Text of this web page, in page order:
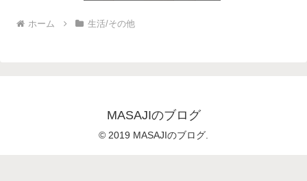
ホーム 生活/その他
MASAJIのブログ
© 2019 MASAJIのブログ.